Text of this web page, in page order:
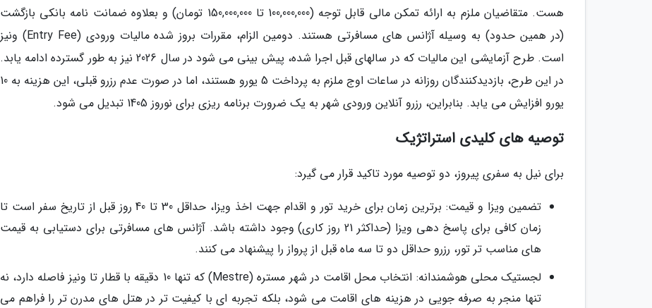
هست. متقاضیان ملزم به ارائه تمکن مالی قابل توجه (100,000,000 تا 150,000,000 تومان) و بعلاوه ضمانت نامه بانکی بازگشت
(در همین حدود) به وسیله آژانس های مسافرتی هستند. دومین الزام، مقررات بروز شده مالیات ورودی (Entry Fee) ونیز
است. طرح آزمایشی این مالیات که در سالهای قبل اجرا شده، پیش بینی می شود در سال 2026 نیز به طور گسترده ادامه یابد.
در این طرح، بازدیدکنندگان روزانه در ساعات اوج ملزم به پرداخت 5 یورو هستند، اما در صورت عدم رزرو قبلی، این هزینه به 10
یورو افزایش می یابد. بنابراین، رزرو آنلاین ورودی شهر به یک ضرورت برنامه ریزی برای نوروز 1405 تبدیل می شود.
توصیه های کلیدی استراتژیک
برای نیل به سفری پیروز، دو توصیه مورد تاکید قرار می گیرد:
تضمین ویزا و قیمت: برترین زمان برای خرید تور و اقدام جهت اخذ ویزا، حداقل 30 تا 40 روز قبل از تاریخ سفر است تا
زمان کافی برای پاسخ دهی ویزا (حداکثر 21 روز کاری) وجود داشته باشد. آژانس های مسافرتی برای دستیابی به قیمت
های مناسب تر تور، رزرو حداقل دو تا سه ماه قبل از پرواز را پیشنهاد می کنند.
لجستیک محلی هوشمندانه: انتخاب محل اقامت در شهر مستره (Mestre) که تنها 10 دقیقه با قطار تا ونیز فاصله دارد، نه
تنها منجر به صرفه جویی در هزینه های اقامت می شود، بلکه تجربه ای با کیفیت تر در هتل های مدرن تر را فراهم می